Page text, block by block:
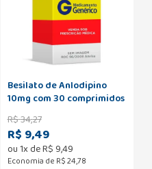
Besilato de Anlodipino
10mg com 30 comprimidos
Neo Química
R$34,27
R$ 9,49
ou1x deR$ 9,49
Economia de R$ 24,78